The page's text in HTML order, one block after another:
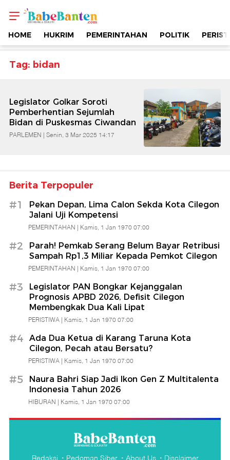
Topik
-
Bidan
Berimbang
&
Edukatif
Babe
Banten
HOME HUKRIM PEMERINTAHAN POLITIK
Tag: bidan
Legislator Golkar Soroti
Pemberhentian Sejumlah
Bidan di Puskesmas Ciwandan
PARLEMEN | Senin, 3 Mar 2025 14:17
Berita Terpopuler
#1
Pekan Depan, Lima Calon Sekda Kota Cilegon
Jalani Uji Kompetensi
PEMERINTAHAN | Kamis, 1 Jan 1970 07:00
#2
Parah! Pemkab Serang Belum Bayar Retribusi
Sampah Rp1,3 Miliar Kepada Pemkot Cilegon
PEMERINTAHAN | Kamis, 1 Jan 1970 07:00
#3
Legislator PAN Bongkar Kejanggalan
Prognosis APBD 2026, Defisit Cilegon
Membengkak Dua Kali Lipat
PERISTIWA | Kamis, 1 Jan 1970 07:00
#4
Ada Dua Ketua di Karang Taruna Kota
Cilegon, Pecah atau Bersatu?
PERISTIWA | Kamis, 1 Jan 1970 07:00
#5
Naura Bahri Siap Jadi Ikon Gen Z Multitalenta
Indonesia Tahun 2026
HIBURAN | Kamis, 1 Jan 1970 07:00
Redaksi Pedoman Siber About Us Disclaimer